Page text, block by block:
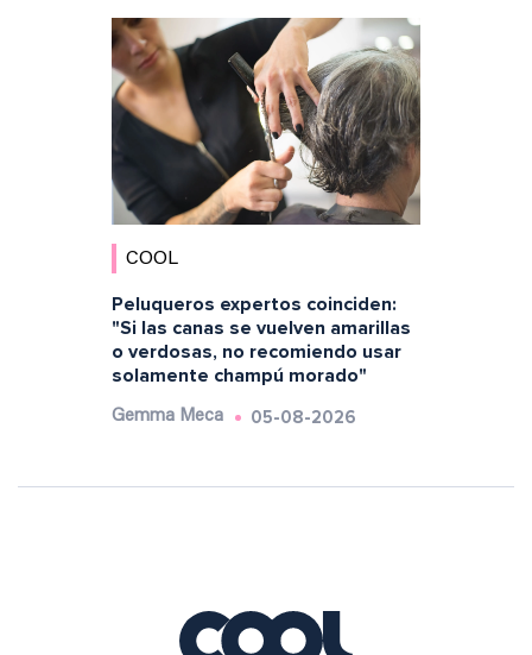
COOL
Peluqueros expertos coinciden:
"Si las canas se vuelven amarillas
o verdosas, no recomiendo usar
solamente champú morado"
Gemma Meca 05-08-2026